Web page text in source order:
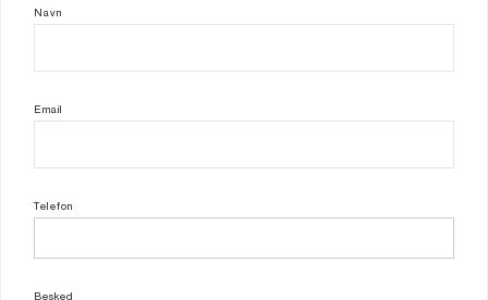
Navn
Email
Telefon
Besked